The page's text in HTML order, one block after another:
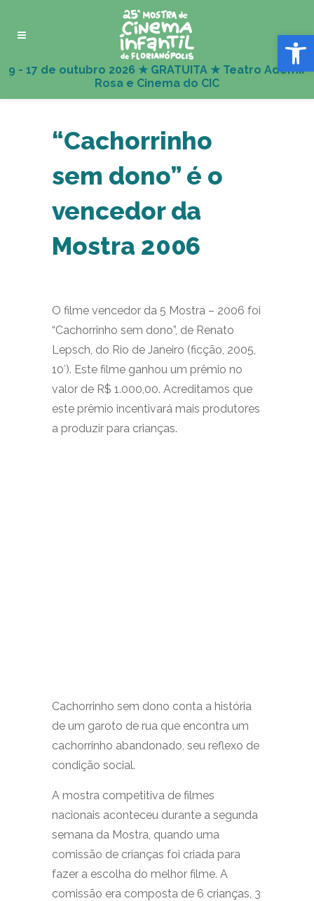
Abrir
“Cachorrinho
sem dono” é o
vencedor da
Mostra 2006
O filme vencedor da 5 Mostra – 2006 foi
“Cachorrinho sem dono”, de Renato
Lepsch, do Rio de Janeiro (ficção, 2005,
10′). Este filme ganhou um prêmio no
valor de R$ 1.000,00. Acreditamos que
este prêmio incentivará mais produtores
a produzir para crianças.
Cachorrinho sem dono conta a história
de um garoto de rua que encontra um
cachorrinho abandonado, seu reflexo de
condição social.
A mostra competitiva de filmes
nacionais aconteceu durante a segunda
semana da Mostra, quando uma
comissão de crianças foi criada para
fazer a escolha do melhor filme. A
comissão era composta de 6 crianças, 3